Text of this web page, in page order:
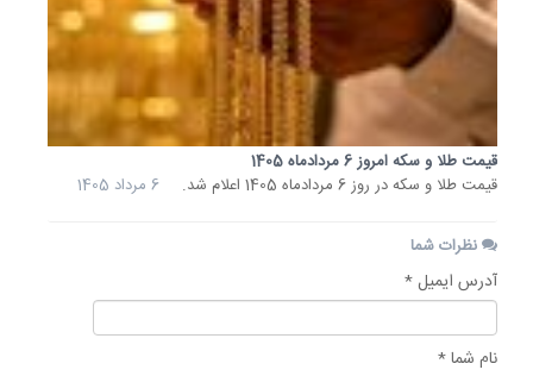
قیمت طلا و سکه امروز 6 مردادماه 1405
قیمت طلا و سکه در روز 6 مردادماه 1405 اعلام شد.
6 مرداد 1405
نظرات شما
آدرس ایمیل *
نام شما *